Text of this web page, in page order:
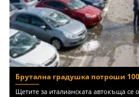
Брутална градушка потроши
Щетите за италианската автокъща се